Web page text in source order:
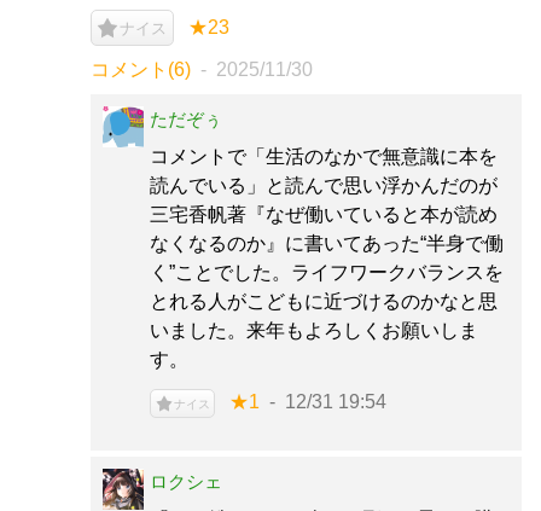
ナイス ★23
コメント(6) 2025/11/30
ただぞぅ
コメントで「生活のなかで無意識に本を
読んでいる」と読んで思い浮かんだのが
三宅香帆著『なぜ働いていると本が読め
なくなるのか』に書いてあった“半身で働
く”ことでした。ライフワークバランスを
とれる人がこどもに近づけるのかなと思
いました。来年もよろしくお願いしま
す。
ナイス ★1 12/31 19:54
ロクシェ